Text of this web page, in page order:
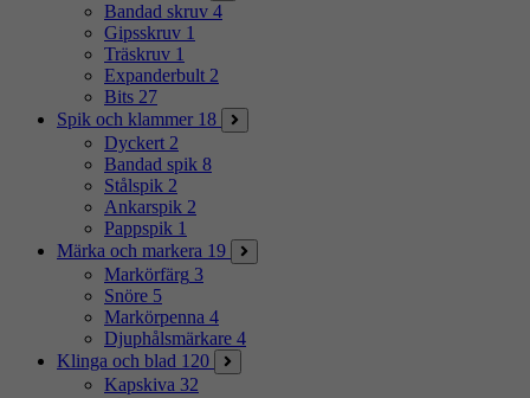
Bandad skruv 4
Gipsskruv 1
Träskruv 1
Expanderbult 2
Bits 27
Spik och klammer 18
Dyckert 2
Bandad spik 8
Stålspik 2
Ankarspik 2
Pappspik 1
Märka och markera 19
Markörfärg 3
Snöre 5
Markörpenna 4
Djuphålsmärkare 4
Klinga och blad 120
Kapskiva 32